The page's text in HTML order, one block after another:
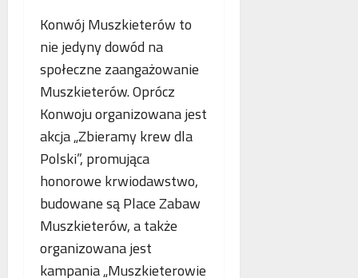
Konwój Muszkieterów to
nie jedyny dowód na
społeczne zaangażowanie
Muszkieterów. Oprócz
Konwoju organizowana jest
akcja „Zbieramy krew dla
Polski”, promująca
honorowe krwiodawstwo,
budowane są Place Zabaw
Muszkieterów, a także
organizowana jest
kampania „Muszkieterowie